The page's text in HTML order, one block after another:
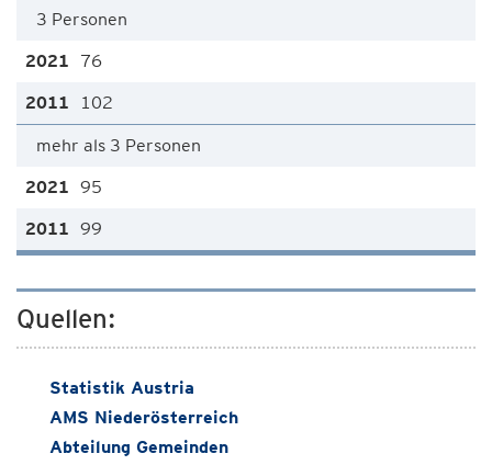
3 Personen
76
102
mehr als 3 Personen
95
99
Quellen:
Statistik Austria
AMS Niederösterreich
Abteilung Gemeinden